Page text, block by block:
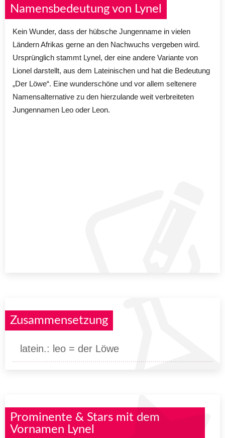
Namensbedeutung von Lynel
Kein Wunder, dass der hübsche Jungenname in vielen
Ländern Afrikas gerne an den Nachwuchs vergeben wird.
Ursprünglich stammt Lynel, der eine andere Variante von
Lionel darstellt, aus dem Lateinischen und hat die Bedeutung
„Der Löwe“. Eine wunderschöne und vor allem seltenere
Namensalternative zu den hierzulande weit verbreiteten
Jungennamen Leo oder Leon.
Zusammensetzung
latein.: leo = der Löwe
Prominente & Stars mit dem
Vornamen Lynel